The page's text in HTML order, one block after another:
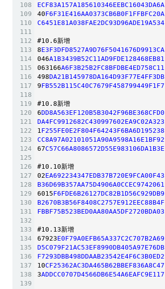
ECF83A157A185610346EEBC16043DA6A
40F6F31E416AA0373CB6B0F1FFBFC20A
C6451E81A038FAE2DC93D96ADE19A534
#10 .6新增
8E3F3DFD8527A9D76F5041676D9913CA
046A1B3439B52C11AD9FDE128468EB81
063166A6F3B25B2FC8BFDBE4ED758C11
498DA21B145978DA164D93F77E4FF3DB
9FB552B115C40C7679F458799449F1F7
#10 .8新增
6DD8A563EF120B5B3042F96BE368CFD0
DA4FC9912682C430997602EA9C02A323
1 F255FE0E2F804F64243F6BA6D195238
CC8A97A02101051A90A9598A16E1BF92
67C57C66A8086572D55E983106DA1B3E
#10 .10新增
02EA692234347EDB37B720E9FCA00F43
B36D69B357AA75D4906A0CCEC9742061
6015F6FDE6B26127DC82B1D56C929DB9
B2670B3B56F8408C2757E912EEC88B4F
FBBF75B523BED0AA80AA5DF2720BDA03
#10 .13新增
67923E0F79A0EFB65A337C2C707B2A69
D5C079F21AC53EF8990DB405A97E76DB
F7293DBB498DDAAB23542E4F6C3B0ED2
10CF25362AC3DA465B62BBEF836A8C47
3ADDCC0707D4566DB6E54A6EAFC9E117